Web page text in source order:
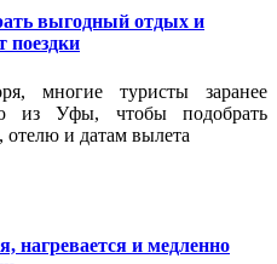
выгодный отдых и
поездки
многие туристы заранее
из Уфы, чтобы подобрать
и датам вылета
нагревается и медленно